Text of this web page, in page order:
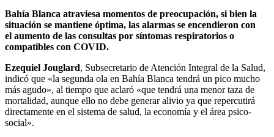
Bahía Blanca atraviesa momentos de preocupación, si bien la
situación se mantiene óptima, las alarmas se encendieron con
el aumento de las consultas por síntomas respiratorios o
compatibles con COVID.
Ezequiel Jouglard, Subsecretario de Atención Integral de la Salud,
indicó que «la segunda ola en Bahía Blanca tendrá un pico mucho
más agudo», al tiempo que aclaró «que tendrá una menor taza de
mortalidad, aunque ello no debe generar alivio ya que repercutirá
directamente en el sistema de salud, la economía y el área psico-
social».